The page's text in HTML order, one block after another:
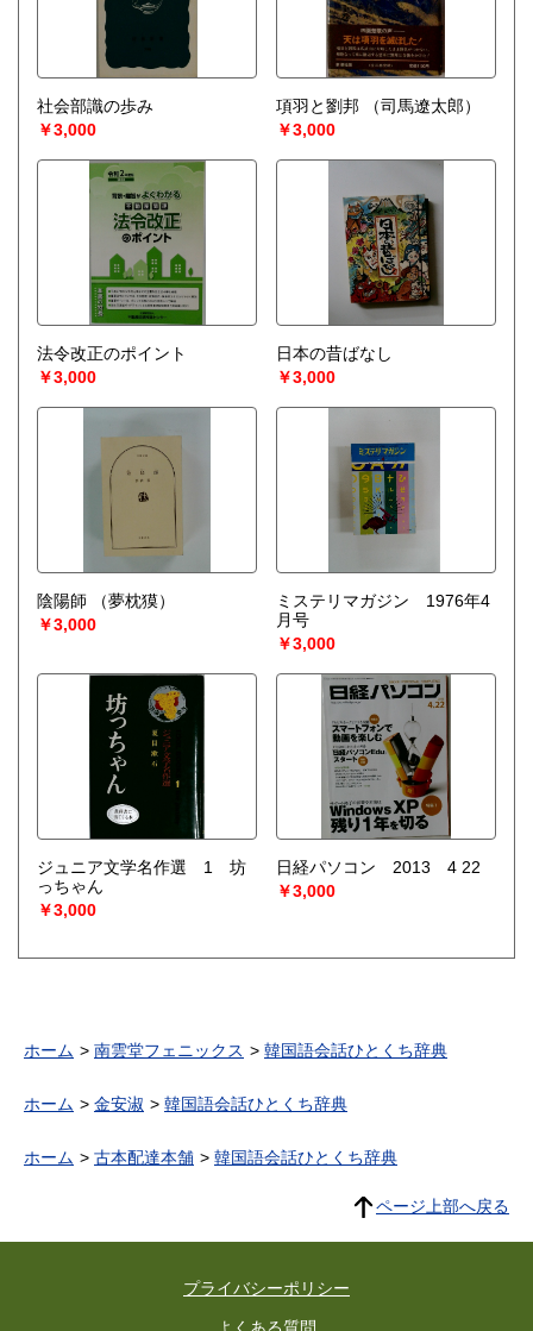
社会部識の歩み
￥3,000
項羽と劉邦
（司馬遼太郎）
￥3,000
法令改正のポイント
￥3,000
日本の昔ばなし
￥3,000
陰陽師
（夢枕獏）
￥3,000
ミステリマガジン 1976年4
月号
￥3,000
ジュニア文学名作選 1 坊
っちゃん
￥3,000
日経パソコン 2013 4 22
￥3,000
ホーム 南雲堂フェニックス 韓国語会話ひとくち辞典
ホーム 金安淑 韓国語会話ひとくち辞典
ホーム 古本配達本舗 韓国語会話ひとくち辞典
ページ上部へ戻る
プライバシーポリシー